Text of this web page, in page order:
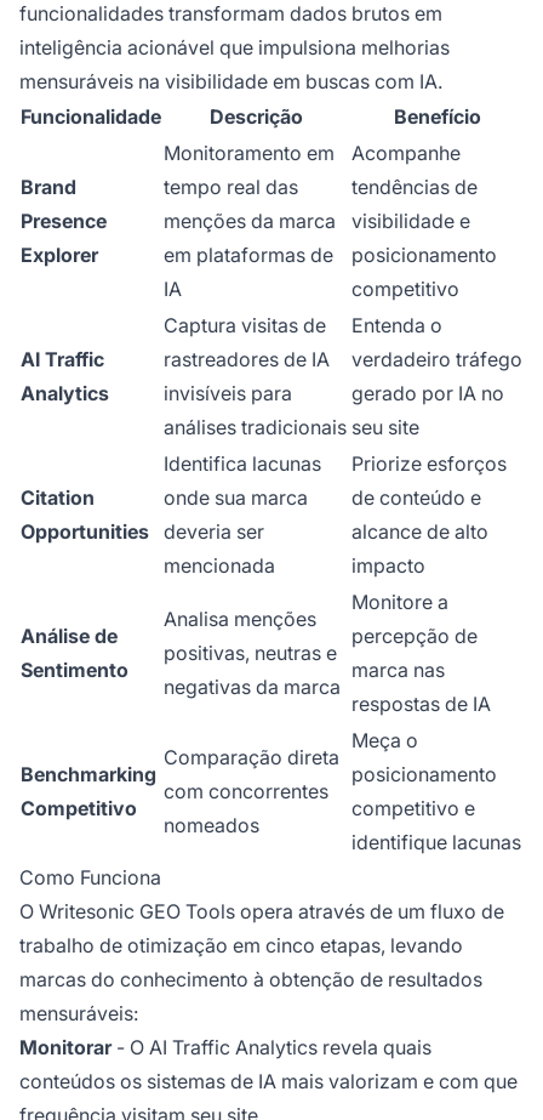
funcionalidades transformam dados brutos em
inteligência acionável que impulsiona melhorias
mensuráveis na visibilidade em buscas com IA.
Funcionalidade
Descrição Benefício
Brand
Presence
Explorer
Monitoramento em
tempo real das
menções da marca
em plataformas de
IA
Acompanhe
tendências de
visibilidade e
posicionamento
competitivo
AI Traffic
Analytics
Captura visitas de
rastreadores de IA
invisíveis para
análises tradicionais
Entenda o
verdadeiro tráfego
gerado por IA no
seu site
Citation
Opportunities
Identifica lacunas
onde sua marca
deveria ser
mencionada
Priorize esforços
de conteúdo e
alcance de alto
impacto
Análise de
Sentimento
Analisa menções
positivas, neutras e
negativas da marca
Monitore a
percepção de
marca nas
respostas de IA
Benchmarking
Competitivo
Comparação direta
com concorrentes
nomeados
Meça o
posicionamento
competitivo e
identifique lacunas
Como Funciona
O Writesonic GEO Tools opera através de um fluxo de
trabalho de otimização em cinco etapas, levando
marcas do conhecimento à obtenção de resultados
mensuráveis:
Monitorar- O AI Traffic Analytics revela quais
conteúdos os sistemas de IA mais valorizam e com que